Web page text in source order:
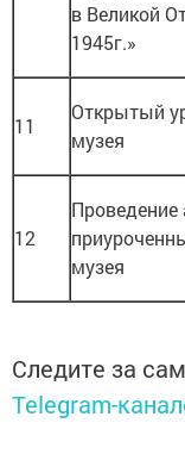
в Великой
1945г.»
11
Открытый
музея
12
Проведение
музея
Следите за
Telegram-